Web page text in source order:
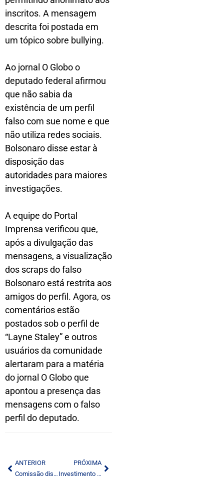
inscritos. A mensagem
descrita foi postada em
um tópico sobre bullying.
Ao jornal O Globo o
deputado federal afirmou
que não sabia da
existência de um perfil
falso com sue nome e que
não utiliza redes sociais.
Bolsonaro disse estar à
disposição das
autoridades para maiores
investigações.
A equipe do Portal
Imprensa verificou que,
após a divulgação das
mensagens, a visualização
dos scraps do falso
Bolsonaro está restrita aos
amigos do perfil. Agora, os
comentários estão
postados sob o perfil de
“Layne Staley” e outros
usuários da comunidade
alertaram para a matéria
do jornal O Globo que
apontou a presença das
mensagens com o falso
perfil do deputado.
ANTERIOR
Comissão discutirá reforma da Lei de Direitos Autorais
PRÓXIMA
Investimento no recurso humano fará a diferença na TV